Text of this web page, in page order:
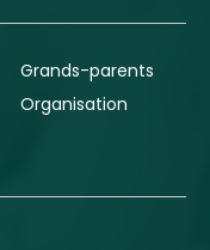
Grands-parents
Organisation